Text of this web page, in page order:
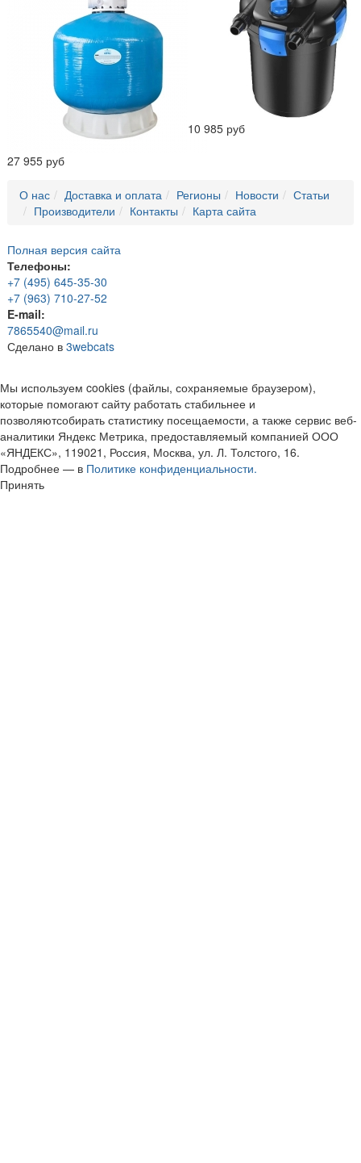
27 955 руб
10 985 руб
О нас Доставка и оплата Регионы Новости
Статьи
Производители
Контакты Карта сайта
Полная версия сайта
Телефоны:
+7 (495) 645-35-30
+7 (963) 710-27-52
E-mail:
7865540@mail.ru
Сделано в 3webcats
Мы используем cookies (файлы, сохраняемые браузером),
которые помогают сайту работать стабильнее и
позволяютсобирать статистику посещаемости, а также сервис веб-
аналитики Яндекс Метрика, предоставляемый компанией ООО
«ЯНДЕКС», 119021, Россия, Москва, ул. Л. Толстого, 16.
Подробнее — в Политике конфиденциальности.
Принять